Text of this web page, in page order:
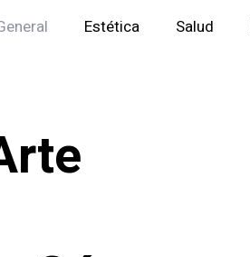
Estética Salud